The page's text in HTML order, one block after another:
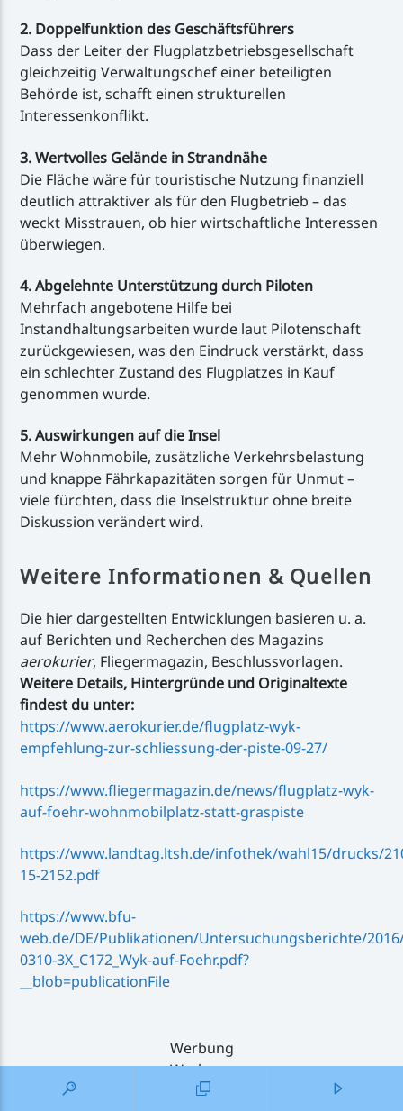
2. Doppelfunktion des Geschäftsführers
Dass der Leiter der Flugplatzbetriebsgesellschaft
gleichzeitig Verwaltungschef einer beteiligten
Behörde ist, schafft einen strukturellen
Interessenkonflikt.
3. Wertvolles Gelände in Strandnähe
Die Fläche wäre für touristische Nutzung finanziell
deutlich attraktiver als für den Flugbetrieb – das
weckt Misstrauen, ob hier wirtschaftliche Interessen
überwiegen.
4. Abgelehnte Unterstützung durch Piloten
Mehrfach angebotene Hilfe bei
Instandhaltungsarbeiten wurde laut Pilotenschaft
zurückgewiesen, was den Eindruck verstärkt, dass
ein schlechter Zustand des Flugplatzes in Kauf
genommen wurde.
5. Auswirkungen auf die Insel
Mehr Wohnmobile, zusätzliche Verkehrsbelastung
und knappe Fährkapazitäten sorgen für Unmut –
viele fürchten, dass die Inselstruktur ohne breite
Diskussion verändert wird.
Weitere Informationen & Quellen
Die hier dargestellten Entwicklungen basieren u. a.
auf Berichten und Recherchen des Magazins
aerokurier, Fliegermagazin, Beschlussvorlagen.
Weitere Details, Hintergründe und Originaltexte
findest du unter:
https://www.aerokurier.de/flugplatz-wyk-
empfehlung-zur-schliessung-der-piste-09-27/
https://www.fliegermagazin.de/news/flugplatz-wyk-
auf-foehr-wohnmobilplatz-statt-graspiste
https://www.landtag.ltsh.de/infothek/wahl15/drucks/
15-2152.pdf
https://www.bfu-
web.de/DE/Publikationen/Untersuchungsberichte/
0310-3X_C172_Wyk-auf-Foehr.pdf?
__blob=publicationFile
Werbung
Werbung